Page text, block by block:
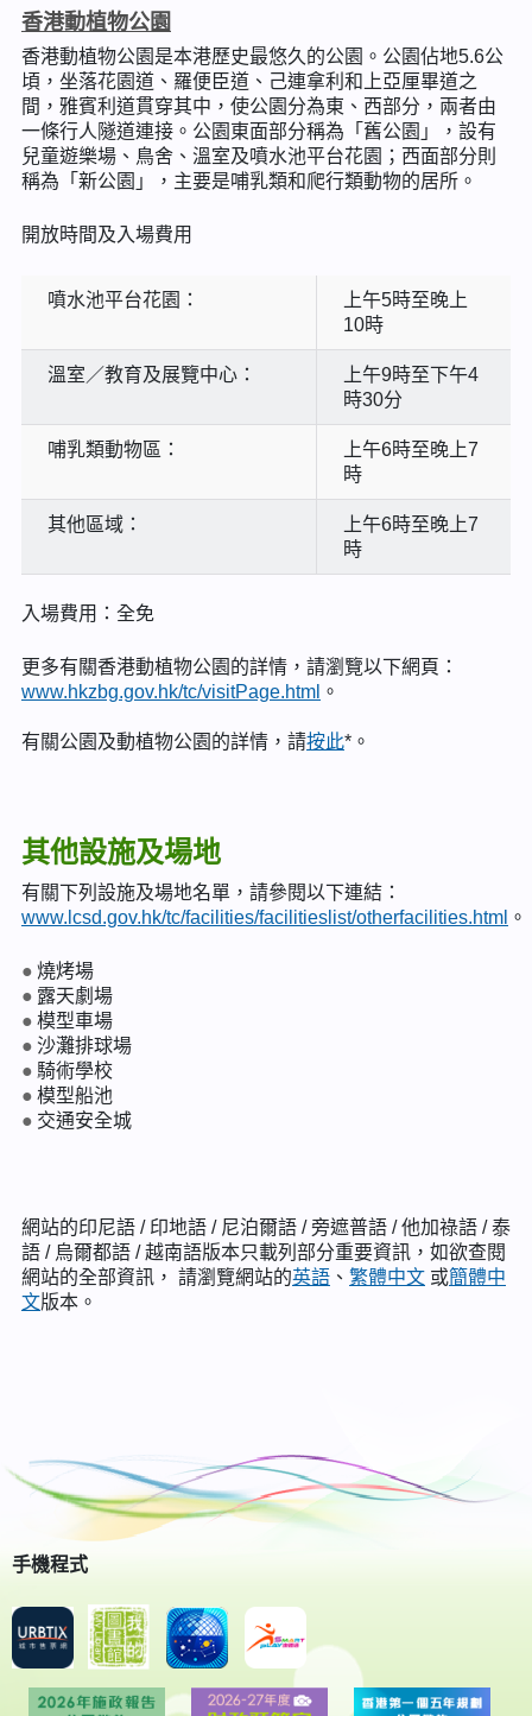
香港動植物公園
香港動植物公園是本港歷史最悠久的公園。公園佔地5.6公
頃，坐落花園道、羅便臣道、己連拿利和上亞厘畢道之
間，雅賓利道貫穿其中，使公園分為東、西部分，兩者由
一條行人隧道連接。公園東面部分稱為「舊公園」，設有
兒童遊樂場、鳥舍、溫室及噴水池平台花園；西面部分則
稱為「新公園」，主要是哺乳類和爬行類動物的居所。
開放時間及入場費用
噴水池平台花園：
上午5時至晚上
10時
溫室／教育及展覽中心：
上午9時至下午4
時30分
哺乳類動物區：
上午6時至晚上7
時
其他區域：
上午6時至晚上7
時
入場費用：全免
更多有關香港動植物公園的詳情，請瀏覽以下網頁：
www.hkzbg.gov.hk/tc/visitPage.html 。
有關公園及動植物公園的詳情，請按此*。
其他設施及場地
有關下列設施及場地名單，請參閱以下連結：
www.lcsd.gov.hk/tc/facilities/facilitieslist/otherfacilities.html 。
燒烤場
露天劇場
模型車場
沙灘排球場
騎術學校
模型船池
交通安全城
網站的印尼語 / 印地語 / 尼泊爾語 / 旁遮普語 / 他加祿語 / 泰
語 / 烏爾都語 / 越南語版本只載列部分重要資訊，如欲查閱
網站的全部資訊， 請瀏覽網站的英語 、 繁體中文 或簡體中
文版本。
手機程式